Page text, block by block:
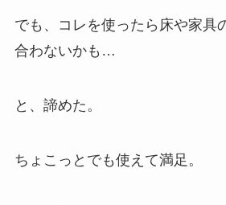
でも、コレを使ったら床や家具
合わないかも…
と、諦めた。
ちょこっとでも使えて満足。